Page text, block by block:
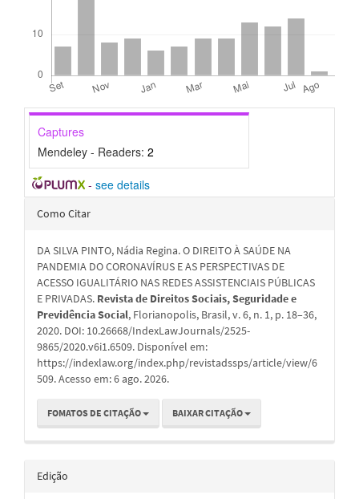
Captures
Mendeley - Readers: 2
- see details
Detalhes
artigo
Como Citar
DA SILVA PINTO, Nádia Regina. O DIREITO À SAÚDE NA
PANDEMIA DO CORONAVÍRUS E AS PERSPECTIVAS DE
ACESSO IGUALITÁRIO NAS REDES ASSISTENCIAIS PÚBLICAS
E PRIVADAS. Revista de Direitos Sociais, Seguridade e
Previdência Social, Florianopolis, Brasil, v. 6, n. 1, p. 18–36,
2020. DOI: 10.26668/IndexLawJournals/2525-
9865/2020.v6i1.6509. Disponível em:
https://indexlaw.org/index.php/revistadssps/article/view/6
509. Acesso em: 6 ago. 2026.
FOMATOS DE CITAÇÃO BAIXAR CITAÇÃO
Edição